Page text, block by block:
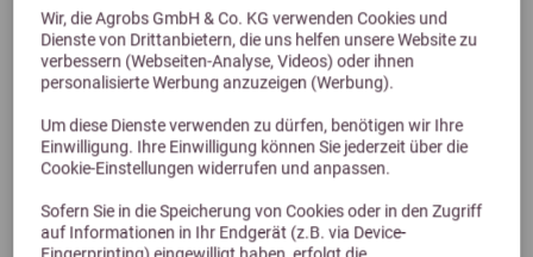
Wir, die Agrobs GmbH & Co. KG verwenden Cookies und
Dienste von Drittanbietern, die uns helfen unsere Website zu
verbessern (Webseiten-Analyse, Videos) oder ihnen
personalisierte Werbung anzuzeigen (Werbung).
Um diese Dienste verwenden zu dürfen, benötigen wir Ihre
Einwilligung. Ihre Einwilligung können Sie jederzeit über die
Cookie-Einstellungen widerrufen und anpassen.
Sofern Sie in die Speicherung von Cookies oder in den Zugriff
auf Informationen in Ihr Endgerät (z.B. via Device-
Dr. Schaette Acetatmischung
2,5kg
79,73 €